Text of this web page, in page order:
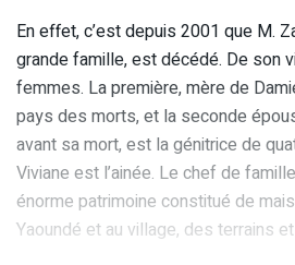
En effet, c’est depuis 2001 que M.
grande famille, est décédé. De son
femmes. La première, mère de
pays des morts, et la seconde
avant sa mort, est la génitrice de
Viviane est l’ainée. Le chef de
énorme patrimoine constitué de
Yaoundé et au village, des terrains